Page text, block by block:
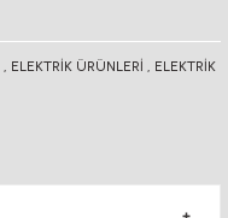
, ELEKTRİK ÜRÜNLERİ , ELEKTRİK